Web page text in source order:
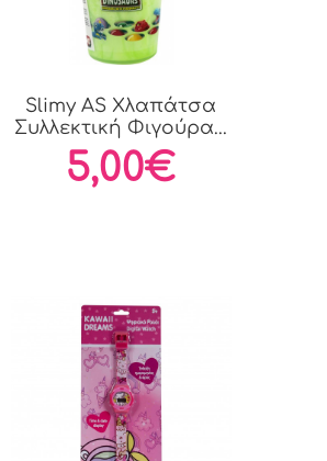
Slimy AS Χλαπάτσα
Συλλεκτική Φιγούρα...
5,00€